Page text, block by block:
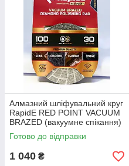
швидкої обробки
граніту.
Майстерні і виробничі
металообробних і
виготовлення високоточних
Алмазні преміальні
VACUUM BRAZED – це вибір
якість, надійність і
Алмазний шліфувальний круг
RapidE RED POINT VACUUM
BRAZED (вакуумне спікання)
100mm, зернистість 50
Готово до відправки
1 040 ₴